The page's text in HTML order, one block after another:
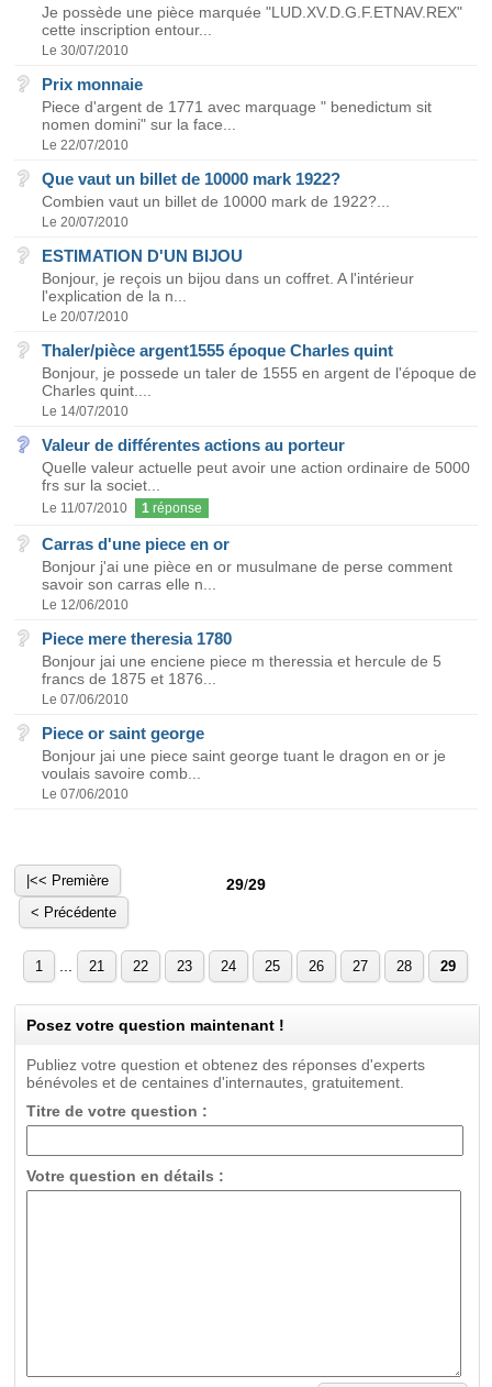
Je possède une pièce marquée "LUD.XV.D.G.F.ETNAV.REX"
cette inscription entour...
Le 30/07/2010
Prix monnaie
Piece d'argent de 1771 avec marquage " benedictum sit
nomen domini" sur la face...
Le 22/07/2010
Que vaut un billet de 10000 mark 1922?
Combien vaut un billet de 10000 mark de 1922?...
Le 20/07/2010
ESTIMATION D'UN BIJOU
Bonjour, je reçois un bijou dans un coffret. A l'intérieur
l'explication de la n...
Le 20/07/2010
Thaler/pièce argent1555 époque Charles quint
Bonjour, je possede un taler de 1555 en argent de l'époque de
Charles quint....
Le 14/07/2010
Valeur de différentes actions au porteur
Quelle valeur actuelle peut avoir une action ordinaire de 5000
frs sur la societ...
Le 11/07/2010 1 réponse
Carras d'une piece en or
Bonjour j'ai une pièce en or musulmane de perse comment
savoir son carras elle n...
Le 12/06/2010
Piece mere theresia 1780
Bonjour jai une enciene piece m theressia et hercule de 5
francs de 1875 et 1876...
Le 07/06/2010
Piece or saint george
Bonjour jai une piece saint george tuant le dragon en or je
voulais savoire comb...
Le 07/06/2010
|<< Première
< Précédente
29/29
1 21 22 23 24 25 26 27 28 29
Posez votre question maintenant !
Publiez votre question et obtenez des réponses d'experts
bénévoles et de centaines d'internautes, gratuitement.
Titre de votre question :
Votre question en détails :